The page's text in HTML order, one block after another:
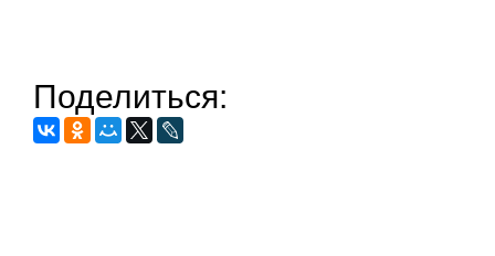
Поделиться: